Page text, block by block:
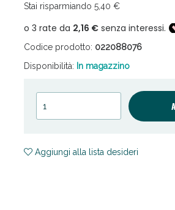
Stai risparmiando 5,40 €
Codice prodotto: 022088076
Disponibilità: In magazzino
Aggiungi alla lista desideri
e Multivitaminici: oggi